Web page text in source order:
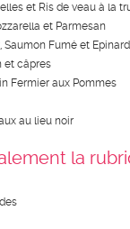
et Ris de veau à la
et Parmesan
Saumon Fumé et
et câpres
Fermier aux Pommes
au lieu noir
la